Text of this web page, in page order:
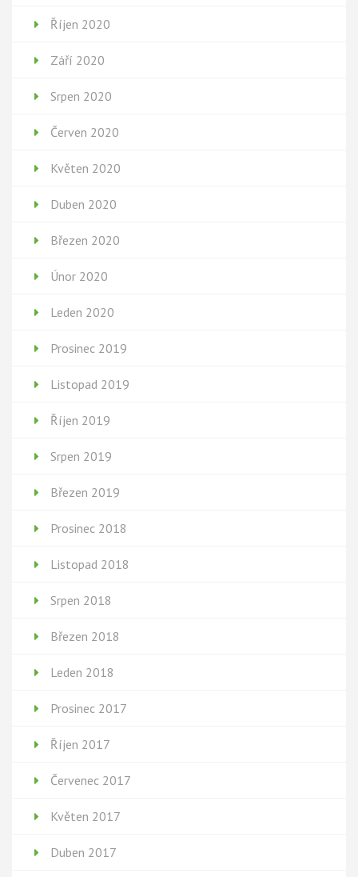
Říjen 2020
Září 2020
Srpen 2020
Červen 2020
Květen 2020
Duben 2020
Březen 2020
Únor 2020
Leden 2020
Prosinec 2019
Listopad 2019
Říjen 2019
Srpen 2019
Březen 2019
Prosinec 2018
Listopad 2018
Srpen 2018
Březen 2018
Leden 2018
Prosinec 2017
Říjen 2017
Červenec 2017
Květen 2017
Duben 2017